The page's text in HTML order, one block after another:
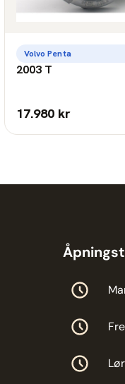
Volvo Penta
2003 T
17.980 kr